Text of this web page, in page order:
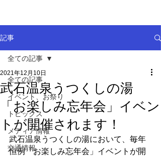
記事
全ての記事
イベント、お祭り
トピックス
メディア情報
交通情報
全ての記事
武石温泉うつくしの湯
「お楽しみ忘年会」イベン
トが開催されます！
2021年12月10日
武石温泉うつくしの湯において、毎年
恒例「お楽しみ忘年会」イベントが開